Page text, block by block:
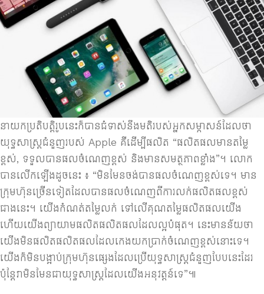
នាយក​ប្រតិបត្តិ​រូប​នេះ​ក៏បានជំទាស់​នឹង​​មតិ​របស់​អ្នក​សម្ភាសន៍​ដែល​ថា​
យុទ្ធសាស្ត្រ​ជំនួញ​​របស់​ Apple គឺ​ដើម្បី​ផលិត “​ផលិត​ផលមាន​តម្លៃ​
ខ្ពស់, ទទួល​បាន​ផល​ចំណេញ​ខ្ពស់​ និង​មាន​សមត្ថភាព​ខ្លាំង”។ លោក​
បាន​លើក​ឡើង​ដូច​នេះ ៖ “មិន​មែន​ចង់​បាន​ផល​ចំណេញ​ខ្ពស់​ទេ។ មាន​
ក្រុមហ៊ុន​ច្រើន​ទៀត​ដែល​បាន​ផល​ចំណេញ​ពី​ការ​លក់​ផលិតផល​ខ្ពស់​
ជាង​នេះ។ យើង​កំណត់​តម្លៃ​លក់​ ទៅ​លើ​គុណ​តម្លៃ​ផលិតផល​យើង
ហើយ​យើង​ព្យាយាម​ផលិត​ផលិតផល​ដែល​ល្អ​បំផុត។ នេះ​មាន​ន័យ​ថា​
យើង​មិន​ផលិត​​​ផលិតផល​ដែល​កេង​យក​ប្រាក់​​ចំណេញ​ខ្ពស់​នោះ​ទេ។
យើង​ក៏​មិន​បង្អាប់​​ក្រុមហ៊ុន​ផ្សេង​ដែល​ប្រើ​យុទ្ធសាស្ត្រ​​ជំនួញ​បែប​នេះ​ដែរ
ប៉ុន្តែ​វា​មិន​មែន​ជា​យុទ្ធសាស្ត្រ​​ដែល​យើង​អនុវត្តន៍​ទេ​”៕